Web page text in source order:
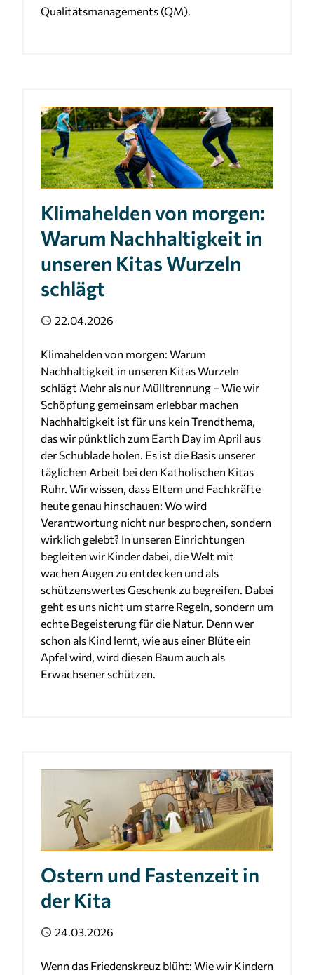
Qualitätsmanagements (QM).
Klimahelden von morgen:
Warum Nachhaltigkeit in
unseren Kitas Wurzeln
schlägt
Veröffentlicht
22.04.2026
Klimahelden von morgen: Warum
Nachhaltigkeit in unseren Kitas Wurzeln
schlägt Mehr als nur Mülltrennung – Wie wir
Schöpfung gemeinsam erlebbar machen
Nachhaltigkeit ist für uns kein Trendthema,
das wir pünktlich zum Earth Day im April aus
der Schublade holen. Es ist die Basis unserer
täglichen Arbeit bei den Katholischen Kitas
Ruhr. Wir wissen, dass Eltern und Fachkräfte
heute genau hinschauen: Wo wird
Verantwortung nicht nur besprochen, sondern
wirklich gelebt? In unseren Einrichtungen
begleiten wir Kinder dabei, die Welt mit
wachen Augen zu entdecken und als
schützenswertes Geschenk zu begreifen. Dabei
geht es uns nicht um starre Regeln, sondern um
echte Begeisterung für die Natur. Denn wer
schon als Kind lernt, wie aus einer Blüte ein
Apfel wird, wird diesen Baum auch als
Erwachsener schützen.
Ostern und Fastenzeit in
der Kita
Veröffentlicht
24.03.2026
Wenn das Friedenskreuz blüht: Wie wir Kindern